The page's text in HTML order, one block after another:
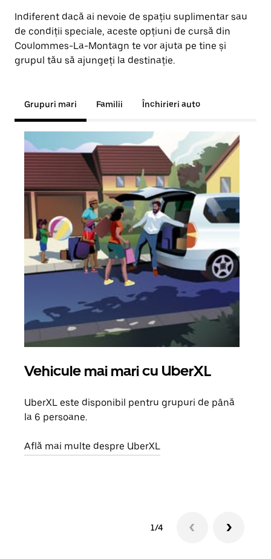
Indiferent dacă ai nevoie de spațiu suplimentar sau
de condiții speciale, aceste opțiuni de cursă din
Coulommes-La-Montagn te vor ajuta pe tine și
grupul tău să ajungeți la destinație.
Grupuri mari Familii Închirieri auto
Vehicule mai mari cu UberXL
UberXL este disponibil pentru grupuri de până
la 6 persoane.
Află mai multe despre UberXL
1/4